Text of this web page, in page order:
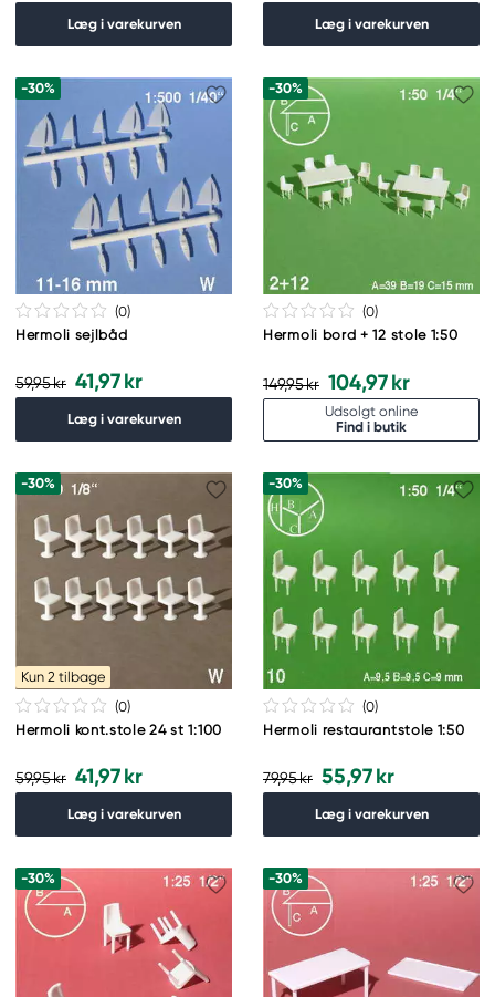
Læg i varekurven Læg i varekurven
-30%
(0)
Hermoli sejlbåd
59,95 kr 41,97 kr
Læg i varekurven
-30%
(0)
Hermoli bord + 12 stole 1:50
149,95 kr 104,97 kr
Udsolgt online
Find i butik
-30%
Kun 2 tilbage
(0)
Hermoli kont.stole 24 st 1:100
59,95 kr 41,97 kr
Læg i varekurven
-30%
(0)
Hermoli restaurantstole 1:50
79,95 kr 55,97 kr
Læg i varekurven
-30% -30%